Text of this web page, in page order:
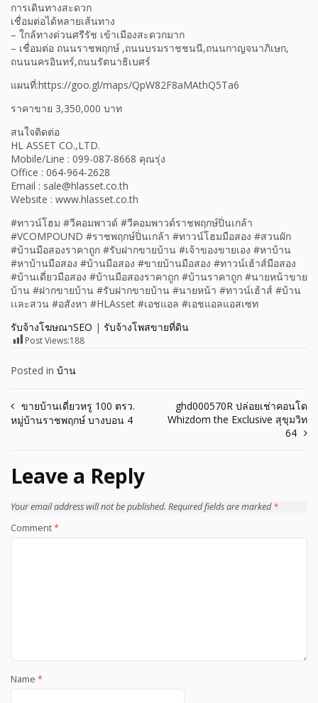
การเดินทางสะดวก
เชื่อมต่อได้หลายเส้นทาง
– ใกล้ทางด่วนศรีรัช เข้าเมืองสะดวกมาก
– เชื่อมต่อ ถนนราชพฤกษ์ ,ถนนบรมราชชนนี,ถนนกาญจนาภิเษก,
ถนนนครอินทร์,ถนนรัตนาธิเบศร์
แผนที่:https://goo.gl/maps/QpW82F8aMAthQ5Ta6
ราคาขาย 3,350,000 บาท
สนใจติดต่อ
HL ASSET CO.,LTD.
Mobile/Line : 099-087-8668 คุณรุ่ง
Office : 064-964-2628
Email : sale@hlasset.co.th
Website : www.hlasset.co.th
#ทาวน์โฮม #วีคอมพาวด์ #วีคอมพาวด์ราชพฤกษ์ปิ่นเกล้า
#VCOMPOUND #ราชพฤกษ์ปิ่นเกล้า #ทาวน์โฮมมือสอง #สวนผัก
#บ้านมือสองราคาถูก #รับฝากขายบ้าน #เจ้าของขายเอง #หาบ้าน
#หาบ้านมือสอง #บ้านมือสอง #ขายบ้านมือสอง #ทาวน์เฮ้าส์มือสอง
#บ้านเดี่ยวมือสอง #บ้านมือสองราคาถูก #บ้านราคาถูก #นายหน้าขาย
บ้าน #ฝากขายบ้าน #รับฝากขายบ้าน #นายหน้า #ทาวน์เฮ้าส์ #บ้าน
เเละสวน #อสังหา #HLAsset #เอชแอล #เอชแอลแอสเซท
รับจ้างโฆษณาSEO | รับจ้างโพสขายที่ดิน
Post Views:188
Posted in บ้าน
Post
navigation
ขายบ้านเดี่ยวหรู 100 ตรว.
หมู่บ้านราชพฤกษ์ บางบอน 4
ghd000570R ปล่อยเช่าคอนโด
Whizdom the Exclusive สุขุมวิท
64
Leave a Reply
Your email address will not be published. Required fields are marked*
Comment*
Name *